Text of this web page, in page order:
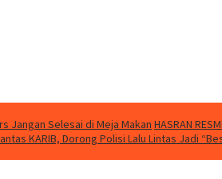
Jangan Selesai di Meja Makan HASRAN
KARIB, Dorong Polisi Lalu Lintas Jadi